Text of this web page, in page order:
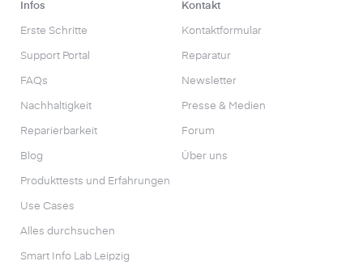
Infos
Erste Schritte
Support Portal
FAQs
Nachhaltigkeit
Reparierbarkeit
Blog
Produkttests und Erfahrungen
Use Cases
Alles durchsuchen
Smart Info Lab Leipzig
Kontakt
Kontaktformular
Reparatur
Newsletter
Presse & Medien
Forum
Über uns